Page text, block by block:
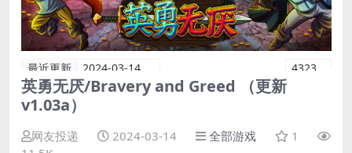
最近更新 2024-03-14 4323
英勇无厌/Bravery and Greed （更新
v1.03a）
网友投递 2024-03-14 全部游戏
1